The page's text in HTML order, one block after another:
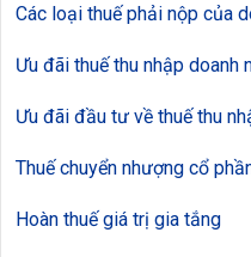
Các loại thuế phải nộp của
Ưu đãi thuế thu nhập doanh
Ưu đãi đầu tư về thuế thu
Thuế chuyển nhượng cổ
Hoàn thuế giá trị gia tắng